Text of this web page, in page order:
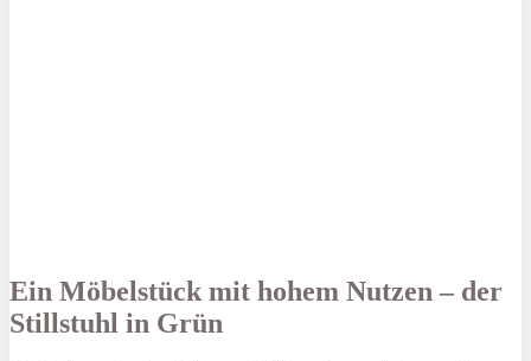
Ein Möbelstück mit hohem Nutzen – der
Stillstuhl in Grün